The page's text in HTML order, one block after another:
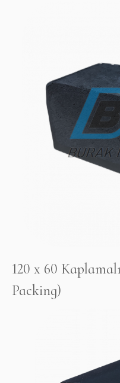
120 x 60
Packing)